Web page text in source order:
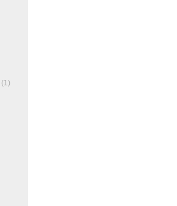
(1)